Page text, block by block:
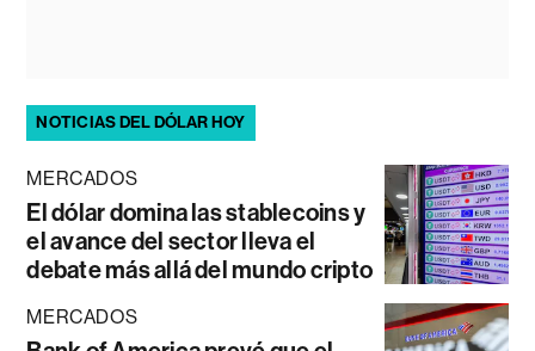
NOTICIAS DEL DÓLAR HOY
MERCADOS
El dólar domina las stablecoins y
el avance del sector lleva el
debate más allá del mundo cripto
MERCADOS